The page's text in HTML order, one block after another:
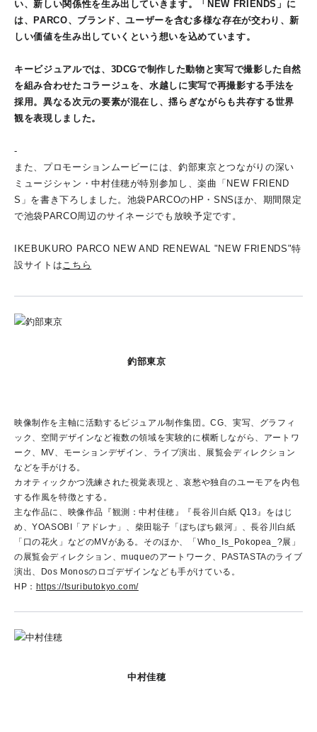
い、新しい関係性を生み出していきます。「NEW FRIENDS」に
は、PARCO、ブランド、ユーザーを含む多様な存在が交わり、新
しい価値を生み出していくという想いを込めています。
キービジュアルでは、3DCGで制作した動物と実写で撮影した自然
を組み合わせたコラージュを、水越しに実写で再撮影する手法を
採用。異なる次元の要素が混在し、揺らぎながらも共存する世界
観を表現しました。
-
また、プロモーションムービーには、釣部東京とつながりの深い
ミュージシャン・中村佳穂が特別参加し、楽曲「NEW FRIEND
S」を書き下ろしました。池袋PARCOのHP・SNSほか、期間限定
で池袋PARCO周辺のサイネージでも放映予定です。
IKEBUKURO PARCO NEW AND RENEWAL "NEW FRIENDS"特
設サイトは こちら
釣部東京
映像制作を主軸に活動するビジュアル制作集団。CG、実写、グラフィ
ック、空間デザインなど複数の領域を実験的に横断しながら、アートワ
ーク、MV、モーションデザイン、ライブ演出、展覧会ディレクション
などを手がける。
カオティックかつ洗練された視覚表現と、哀愁や独自のユーモアを内包
する作風を特徴とする。
主な作品に、映像作品『観測：中村佳穂』『長谷川白紙 Q13』をはじ
め、YOASOBI「アドレナ」、柴田聡子「ぼちぼち銀河」、長谷川白紙
「口の花火」などのMVがある。そのほか、「Who_Is_Pokopea_?展」
の展覧会ディレクション、muqueのアートワーク、PASTASTAのライブ
演出、Dos Monosのロゴデザインなども手がけている。
HP： https://tsuributokyo.com/
中村佳穂